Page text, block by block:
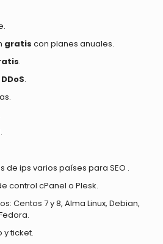
gratis con planes anuales.
.
DDoS.
de ips varios países para SEO .
control cPanel o Plesk.
Centos 7 y 8, Alma Linux, Debian,
y ticket.